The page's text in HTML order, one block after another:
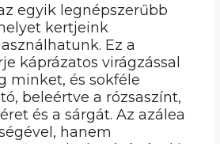
egyik legnépszerűbb
kertjeink
Ez a
káprázatos virágzással
minket, és sokféle
beleértve a rózsaszínt,
és a sárgát. Az azálea
hanem